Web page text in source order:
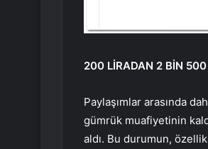
200 LİRADAN 2 BİN
Paylaşımlar arasında
gümrük muafiyetinin
aldı. Bu durumun,